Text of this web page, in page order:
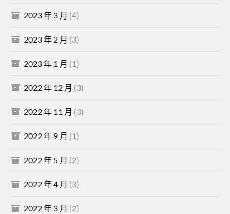
2023 年 3 月 (4)
2023 年 2 月 (3)
2023 年 1 月 (1)
2022 年 12 月 (3)
2022 年 11 月 (3)
2022 年 9 月 (1)
2022 年 5 月 (2)
2022 年 4 月 (3)
2022 年 3 月 (2)